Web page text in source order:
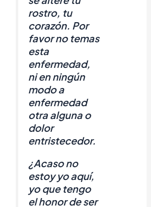
rostro, tu
corazón. Por
favor no temas
esta
enfermedad,
ni en ningún
modo a
enfermedad
otra alguna o
dolor
entristecedor.
¿Acaso no
estoy yo aquí,
yo que tengo
el honor de ser